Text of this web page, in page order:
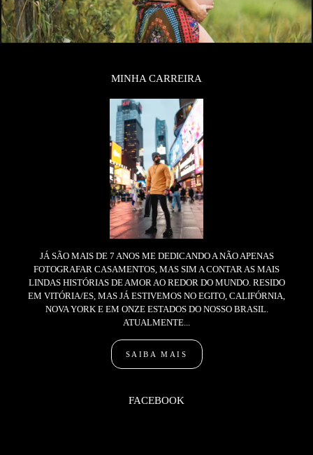
MINHA CARREIRA
JÁ SÃO MAIS DE 7 ANOS ME DEDICANDO A NÃO APENAS
FOTOGRAFAR CASAMENTOS, MAS SIM A CONTAR AS MAIS
LINDAS HISTÓRIAS DE AMOR AO REDOR DO MUNDO. RESIDO
EM VITÓRIA/ES, MAS JÁ ESTIVEMOS NO EGITO, CALIFÓRNIA,
NOVA YORK E EM ONZE ESTADOS DO NOSSO BRASIL.
ATUALMENTE...
SAIBA MAIS
FACEBOOK